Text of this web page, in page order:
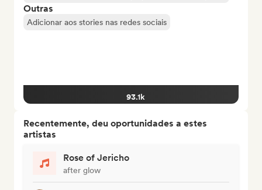
Outras
Adicionar aos stories nas redes sociais
93.1k
Recentemente, deu oportunidades a estes
artistas
Rose of Jericho
after glow